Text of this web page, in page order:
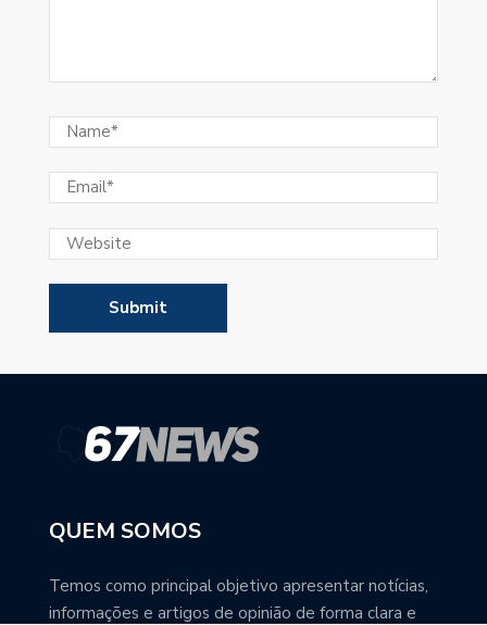
QUEM SOMOS
Temos como principal objetivo apresentar notícias,
informações e artigos de opinião de forma clara e